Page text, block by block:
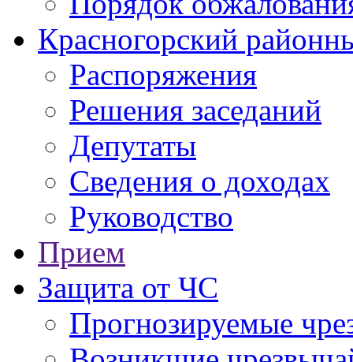
Красногорский
Распоряжения
Решения заседаний
Депутаты
Сведения о доходах
Руководство
Прием
Защита от ЧС
Прогнозируемые